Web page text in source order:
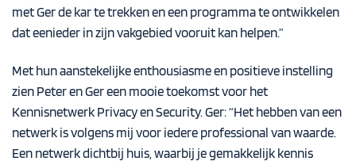
met Ger de kar te trekken en een programma te ontwikkelen
dat eenieder in zijn vakgebied vooruit kan helpen.”
Met hun aanstekelijke enthousiasme en positieve instelling
zien Peter en Ger een mooie toekomst voor het
Kennisnetwerk Privacy en Security. Ger: “Het hebben van een
netwerk is volgens mij voor iedere professional van waarde.
Een netwerk dichtbij huis, waarbij je gemakkelijk kennis